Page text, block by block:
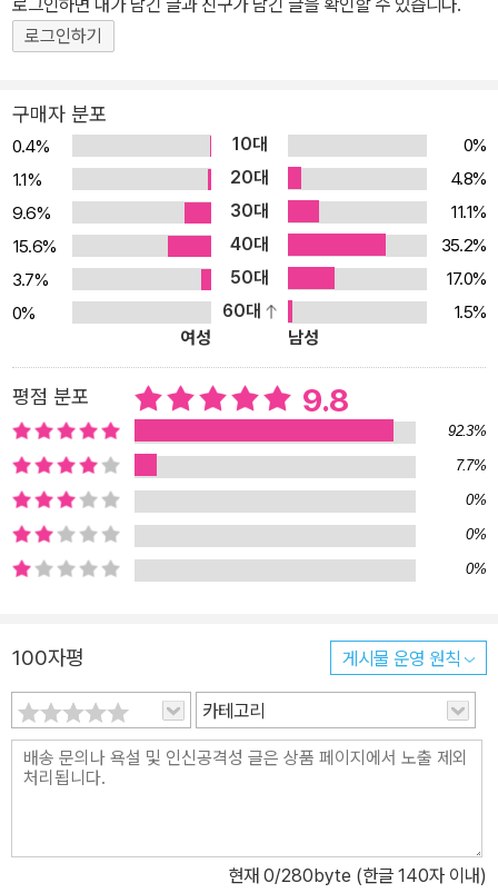
사상 최상의 작품 중 하나로 손꼽히는 아너 해링턴 시리즈는 신인이
0년대 SF의 특징인 매력적인 하드웨어와 군사 모험소설 특유의 복
잡한 정치사적 비전이 어우러진 양질의 사변소설(speculative ficti
on)이기도 하다. 한 가지 특기할만한 면이 있다면, <우주의 호레이쇼
혼블로워>라는 애칭에 걸맞게 C. S. 포레스터 이래 영어권의 일대 독
서 장르로 자리 잡은 해양 군사모험소설의 기-승-전-결의 공식을 각
권마다 충실히 따르고 있다는 점이다. 따라서 각 장편은 시리즈 전체
의 일부를 이루는 동시에, 하나의 완결된 장편으로 기능한다. 전작을
뛰어넘는 장쾌한 우주전과 아너 해링턴의 첫 로맨스… 항성 중력장 내
부의 웜홀을 통한 초광속 FTL(Faster Than Light) 우주 항행 기술
을 통해 인류의 식민지가 전 우주로 확산되고, 그에 따른 정치 경제적
분화가 심화되면서 항성 간 국가들 사이의 알력이 가시화된 41세기
의 미래. 17세기말의 프랑스를 방불케 하는 불안정한 정경 구조에 강
대한 군사력을 보유한 초강대국 헤이븐 인민공화국은 몇 세기에 걸친
무자비한 침략과 정복을 통해 변경에서 착실하게 판도를 확장하고 있
었다. 지구와 태양계 연맹을 위시한 다른 중앙 국가들이 이런 침략 행
저지할 수 있는 국력을 가진 유일한 국가는 무역으로 축적한 막대한
왕국밖에는 없었다. 우주력 1903년, 전략 요충지인 옐친 항성계에서
맨티코어 및 그 동맹국인 그레이슨의 해군 함대와 헤이븐의 사주를
받은 신정 국가 마사다의 침략군 사이에서 벌어진 제1차 옐친 전투는
는 고향 행성인 스핑크스에서 1년 가까이 요양하던 중에 맨티코어 왕
로그인하기
구매자 분포
0.4% 10대
0%
1.1%
20대
4.8%
9.6%
30대
11.1%
15.6%
40대
35.2%
3.7%
50대
17.0%
0%
60대
1.5%
여성
남성
평점 분포 9.8
92.3%
7.7%
0%
0%
0%
100자평 게시물 운영 원칙
카테고리
현재 0/280byte (한글 140자 이내)